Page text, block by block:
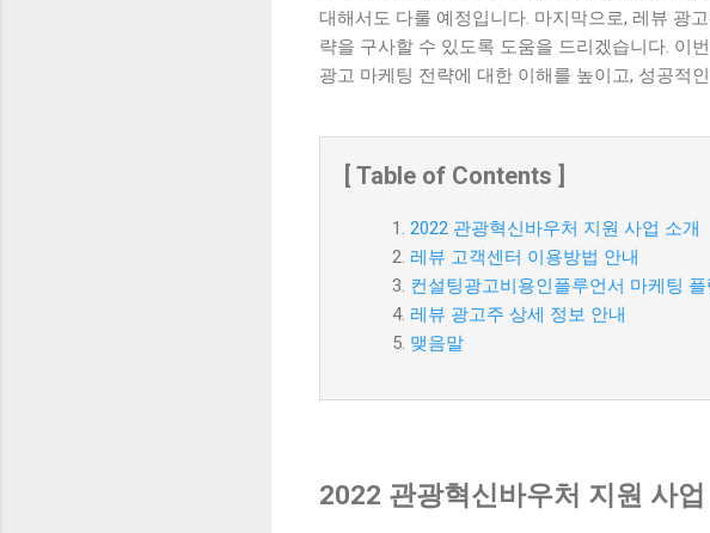
대해서도 다룰 예정입니다. 마지막으로, 레뷰 광
략을 구사할 수 있도록 도움을 드리겠습니다. 이
광고 마케팅 전략에 대한 이해를 높이고, 성공적
[ Table of Contents ]
2022 관광혁신바우처 지원 사업 소개
레뷰 고객센터 이용방법 안내
컨설팅광고비용인플루언서 마케팅
레뷰 광고주 상세 정보 안내
맺음말
2022 관광혁신바우처 지원 사업